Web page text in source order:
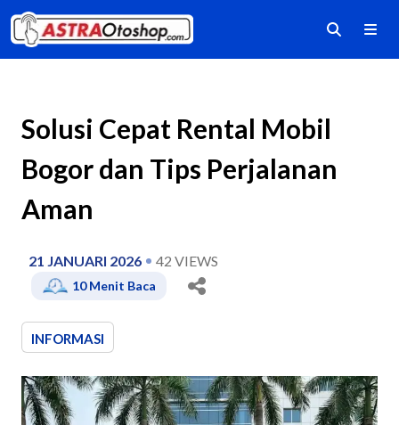
Solusi Cepat Rental Mobil
Bogor dan Tips Perjalanan
Aman
21 JANUARI 2026 42 VIEWS
10Menit Baca
INFORMASI